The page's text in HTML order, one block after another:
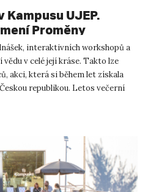
Kampusu UJEP.
Proměny
interaktivních workshopů a
v celé její kráse. Takto lze
akci, která si během let získala
republikou. Letos večerní